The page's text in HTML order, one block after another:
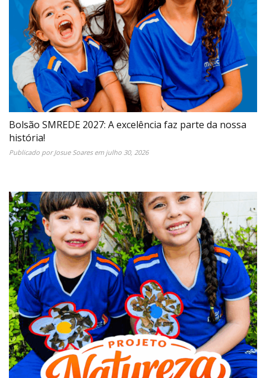
Bolsão SMREDE 2027: A excelência faz parte da nossa
história!
Publicado porJosue Soaresem julho 30, 2026